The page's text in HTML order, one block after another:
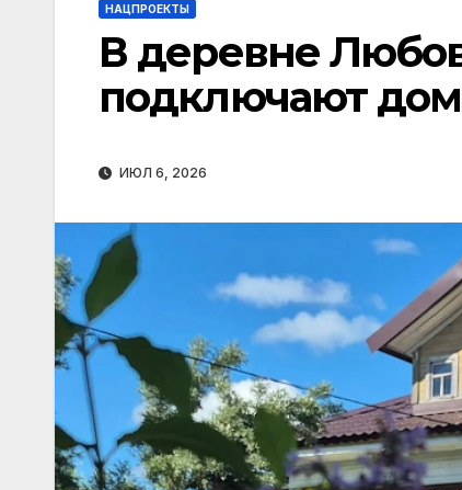
НАЦПРОЕКТЫ
В деревне
подключают
ИЮЛ 6, 2026